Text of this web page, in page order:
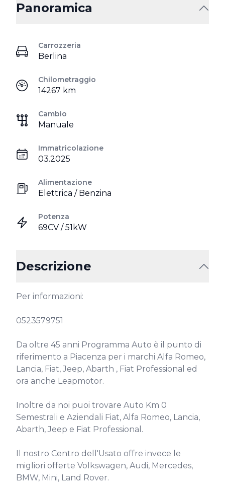
Panoramica
Carrozzeria
Berlina
Chilometraggio
14267 km
Cambio
Manuale
Immatricolazione
03.2025
Alimentazione
Elettrica / Benzina
Potenza
69CV / 51kW
Descrizione
Per informazioni:
0523579751
Da oltre 45 anni Programma Auto è il punto di
riferimento a Piacenza per i marchi Alfa Romeo,
Lancia, Fiat, Jeep, Abarth , Fiat Professional ed
ora anche Leapmotor.
Inoltre da noi puoi trovare Auto Km 0
Semestrali e Aziendali Fiat, Alfa Romeo, Lancia,
Abarth, Jeep e Fiat Professional.
Il nostro Centro dell'Usato offre invece le
migliori offerte Volkswagen, Audi, Mercedes,
BMW, Mini, Land Rover.